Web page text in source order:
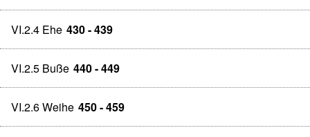
VI.2.4 Ehe 430 - 439
VI.2.5 Buße 440 - 449
VI.2.6 Weihe 450 - 459